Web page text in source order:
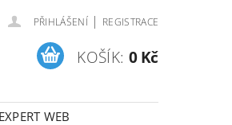
PŘIHLÁŠENÍ | REGISTRACE
KOŠÍK: 0 Kč
WEB